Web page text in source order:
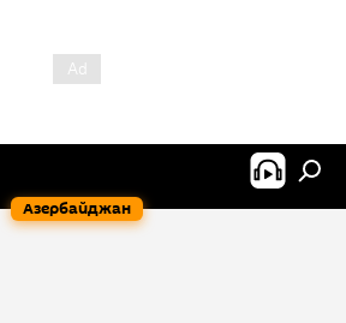
Азербайджан